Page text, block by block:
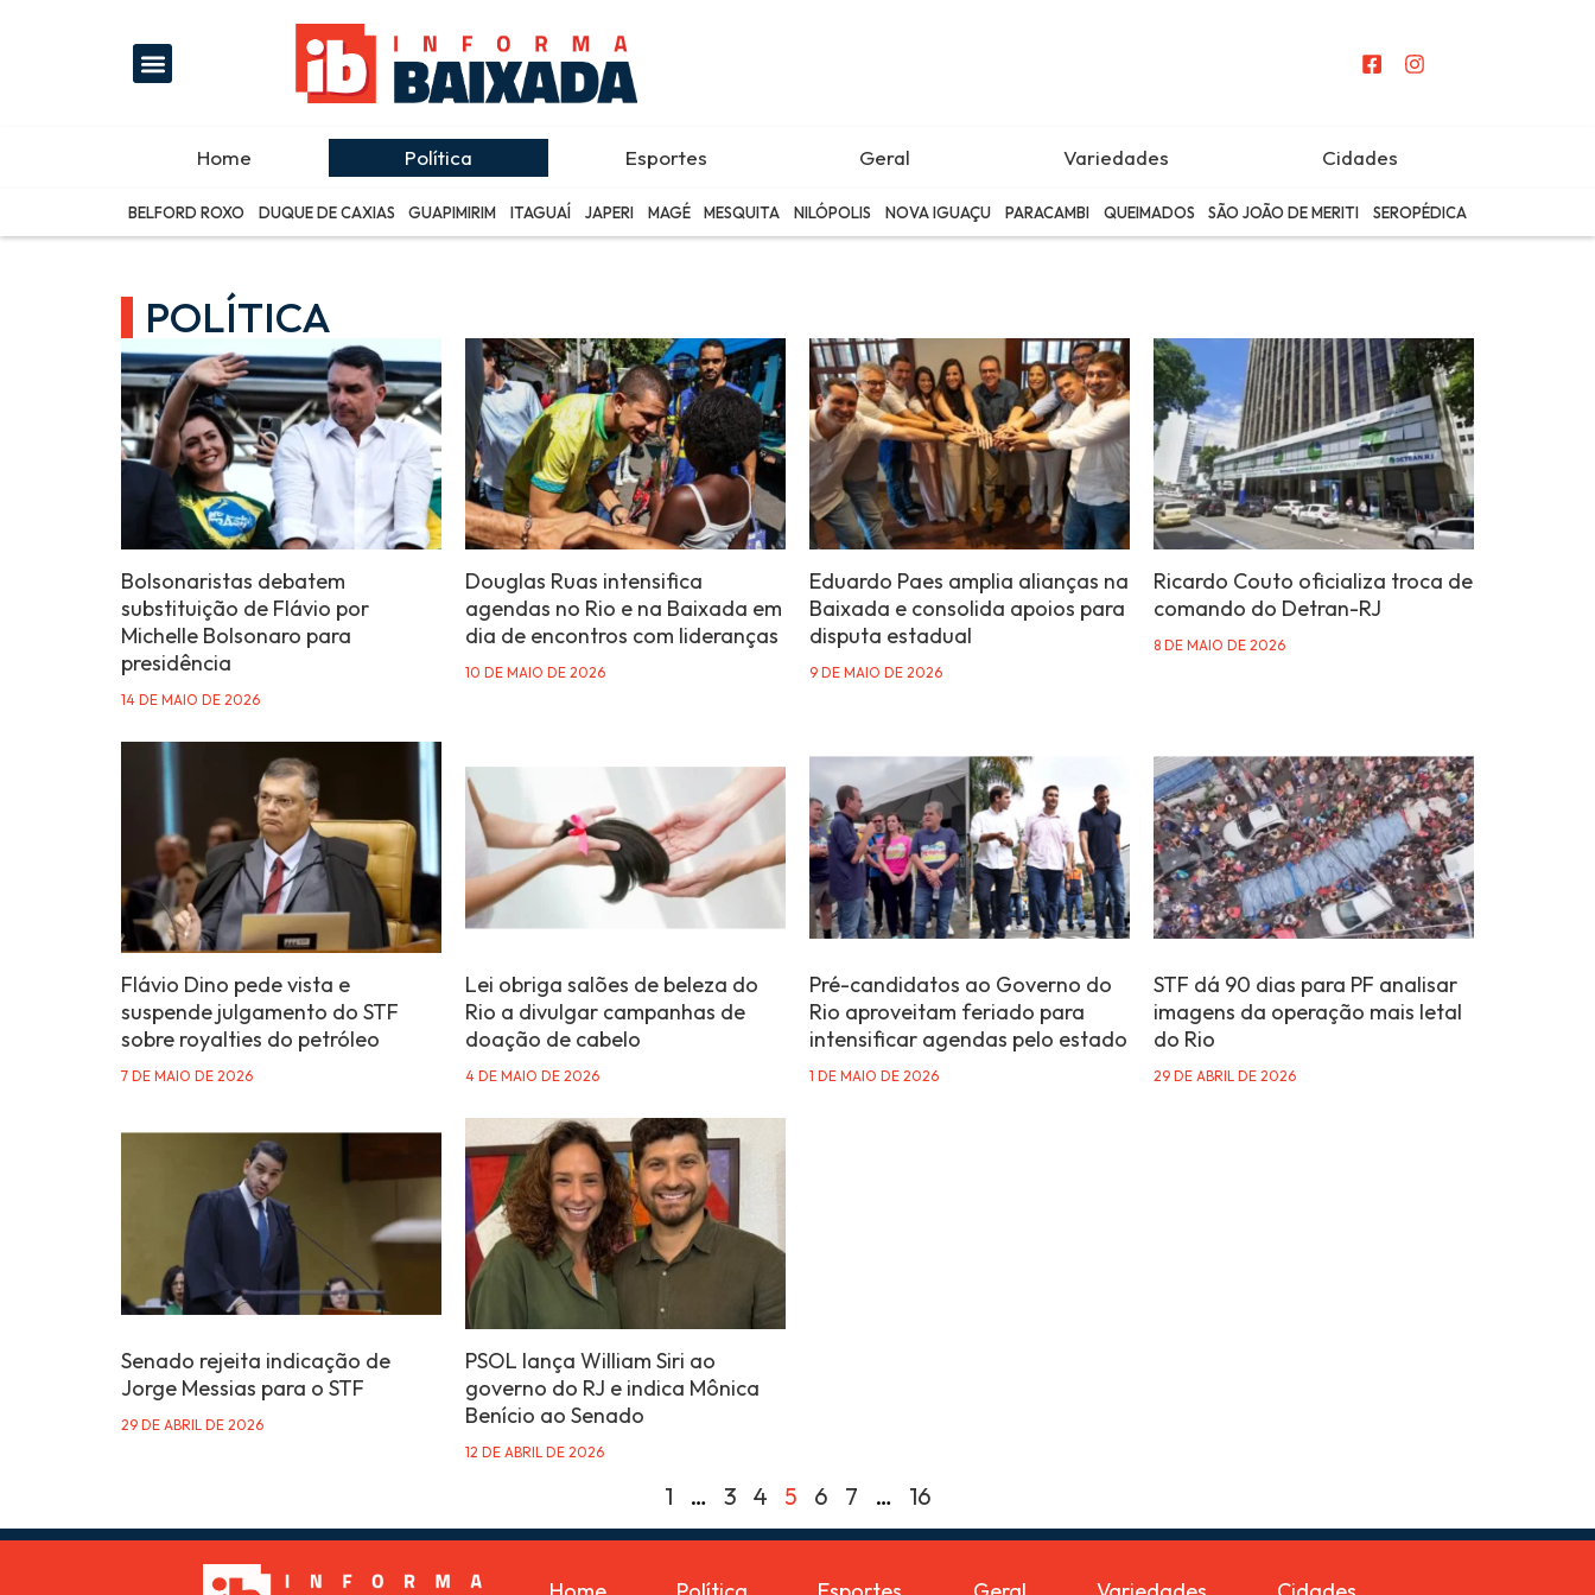
Home Política Esportes Geral Variedades Cidades
BELFORD ROXO DUQUE DE CAXIAS GUAPIMIRIM ITAGUAÍ JAPERI MAGÉ MESQUITA NILÓPOLIS NOVA IGUAÇU PARACAMBI QUEIMADOS SÃO JOÃO DE MERITI SEROPÉDICA
POLÍTICA
Bolsonaristas debatem
substituição de Flávio por
Michelle Bolsonaro para
presidência
14 DE MAIO DE 2026
Douglas Ruas intensifica
agendas no Rio e na Baixada em
dia de encontros com lideranças
10 DE MAIO DE 2026
Eduardo Paes amplia alianças na
Baixada e consolida apoios para
disputa estadual
9 DE MAIO DE 2026
Ricardo Couto oficializa troca de
comando do Detran-RJ
8 DE MAIO DE 2026
Flávio Dino pede vista e
suspende julgamento do STF
sobre royalties do petróleo
7 DE MAIO DE 2026
Lei obriga salões de beleza do
Rio a divulgar campanhas de
doação de cabelo
4 DE MAIO DE 2026
Pré-candidatos ao Governo do
Rio aproveitam feriado para
intensificar agendas pelo estado
1 DE MAIO DE 2026
STF dá 90 dias para PF analisar
imagens da operação mais letal
do Rio
29 DE ABRIL DE 2026
Senado rejeita indicação de
Jorge Messias para o STF
29 DE ABRIL DE 2026
PSOL lança William Siri ao
governo do RJ e indica Mônica
Benício ao Senado
12 DE ABRIL DE 2026
1 … 3 4 5 6 7 … 16